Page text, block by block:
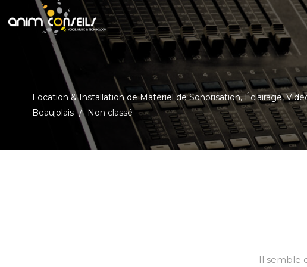
Location & Installation de Matériel de Sonorisation, Éclairage,
Beaujolais / Non classé
Il semble
Panneau de gestion des cookies